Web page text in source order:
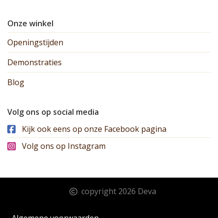
Onze winkel
Openingstijden
Demonstraties
Blog
Volg ons op social media
Kijk ook eens op onze Facebook pagina
Volg ons op Instagram
copyright 2026 Deva